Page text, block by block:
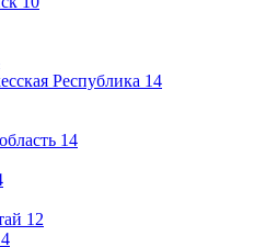
Республика 14
14
12
4